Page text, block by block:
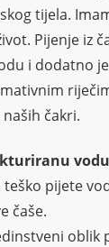
tijela.
Pijenje iz
i dodatno
čakri.
vodu
teško pijete
čaše.
oblik